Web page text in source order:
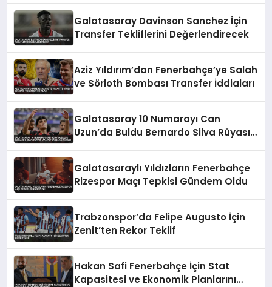
Galatasaray Davinson Sanchez İçin
Transfer Tekliflerini Değerlendirecek
Aziz Yıldırım’dan Fenerbahçe’ye Salah
ve Sörloth Bombası Transfer İddiaları
Galatasaray 10 Numarayı Can
Uzun’da Buldu Bernardo Silva Rüyası
Galatasaraylı Yıldızların Fenerbahçe
Rizespor Maçı Tepkisi Gündem Oldu
Trabzonspor’da Felipe Augusto İçin
Zenit’ten Rekor Teklif
Hakan Safi Fenerbahçe İçin Stat
Kapasitesi ve Ekonomik Planlarını